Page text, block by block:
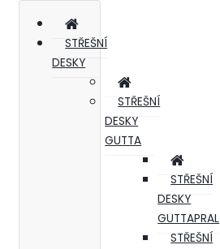
STŘEŠNÍ
DESKY
STŘEŠNÍ
DESKY
GUTTA
STŘEŠNÍ
DESKY
GUTTAPRAL
STŘEŠNÍ